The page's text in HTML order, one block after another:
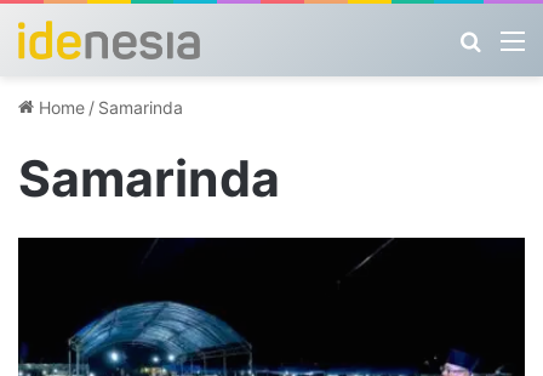
Home / Samarinda
Samarinda